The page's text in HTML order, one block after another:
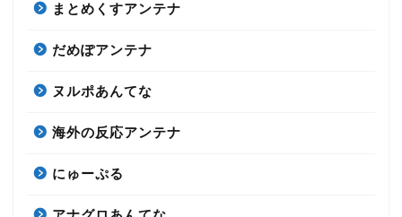
まとめくすアンテナ
だめぽアンテナ
ヌルポあんてな
海外の反応アンテナ
にゅーぷる